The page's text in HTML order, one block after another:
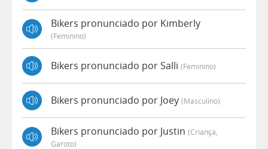
Bikers pronunciado por Kimberly
(feminino)
Bikers pronunciado por Salli (feminino)
Bikers pronunciado por Joey (masculino)
Bikers pronunciado por Justin (criança,
Garoto)